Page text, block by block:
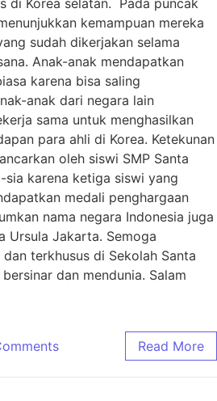
kemampuan mereka
sudah dikerjakan selama
Anak-anak mendapatkan
karena bisa saling
anak dari negara lain
sama untuk menghasilkan
para ahli di Korea. Ketekunan
oleh siswi SMP Santa
karena ketiga siswi yang
medali penghargaan
nama negara Indonesia juga
Ursula Jakarta. Semoga
terkhusus di Sekolah Santa
dan mendunia. Salam
Read More